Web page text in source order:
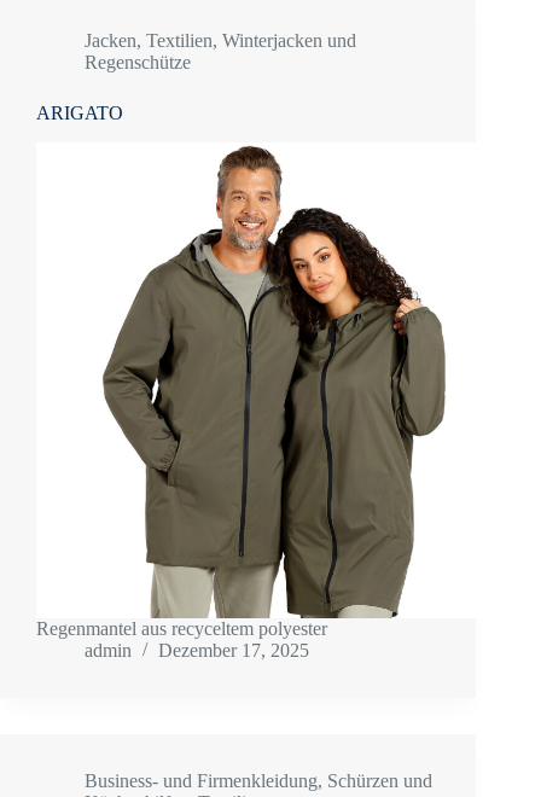
Jacken, Textilien, Winterjacken und
Regenschütze
ARIGATO
Regenmantel aus recyceltem polyester
admin
Dezember 17, 2025
Business- und Firmenkleidung, Schürzen und